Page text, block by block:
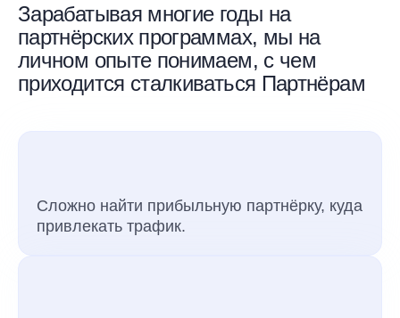
Зарабатывая многие годы на
партнёрских программах, мы на
личном опыте понимаем, с чем
приходится сталкиваться Партнёрам
Сложно найти прибыльную партнёрку, куда
привлекать трафик.